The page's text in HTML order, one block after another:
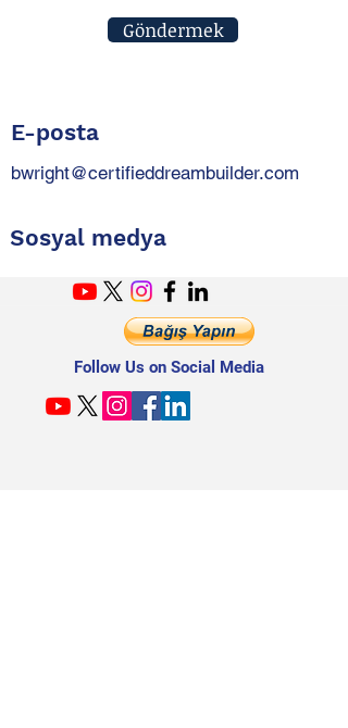
E-posta
bwright@certifieddreambuilder.com
Sosyal medya
Göndermek
Follow Us on Social Media